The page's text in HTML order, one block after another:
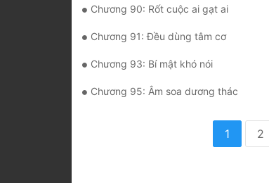
Chương 90: Rốt cuộc ai gạt ai
Chương 91: Đều dùng tâm cơ
Chương 93: Bí mật khó nói
Chương 95: Âm soa dương thác
1 2